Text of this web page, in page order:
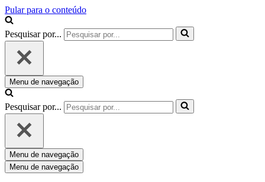
Pular para o conteúdo
Pesquisar por...
Menu de navegação
Pesquisar por...
Menu de navegação
Menu de navegação